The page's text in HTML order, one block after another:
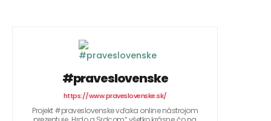
#praveslovenske
https://www.praveslovenske.sk/
Projekt #praveslovenske vďaka online nástrojom